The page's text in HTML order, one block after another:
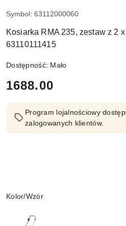
Symbol: 63112000060
Kosiarka RMA 235, zestaw z 2
63110111415
Dostępność: Mało
cena:
1688.00
Program lojalnościowy
zalogowanych klientów.
Wariant
Kolor/Wzór